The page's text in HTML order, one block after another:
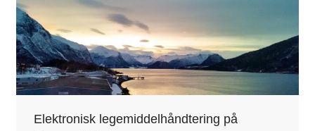
Elektronisk legemiddelhåndtering på